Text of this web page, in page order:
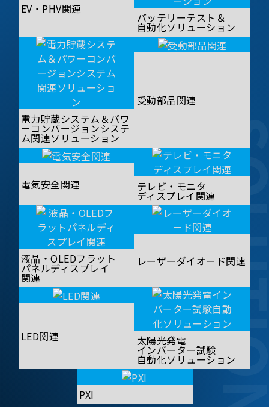
EV・PHV関連
バッテリーテスト＆
自動化ソリューション
電力貯蔵システム＆パワ
ーコンバージョンシステ
ム関連ソリューション
受動部品関連
電気安全関連 テレビ・モニタ
ディスプレイ関連
液晶・OLEDフラット
パネルディスプレイ
関連
レーザーダイオード関連
LED関連 太陽光発電
インバーター試験
自動化ソリューション
PXI